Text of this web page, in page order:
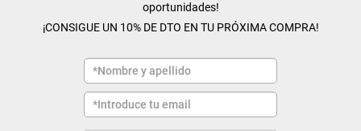
oportunidades!
¡CONSIGUE UN 10% DE DTO EN TU PRÓXIMA COMPRA!